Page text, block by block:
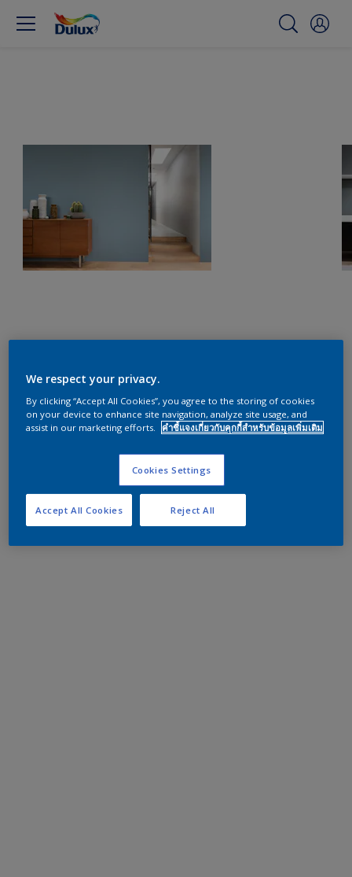
We respect your privacy.
By clicking “Accept All Cookies”, you agree to the storing of cookies
on your device to enhance site navigation, analyze site usage, and
assist in our marketing efforts.
คำชี้แจงเกี่ยวกับคุกกี้สำหรับข้อมูลเพิ่มเติม
Cookies Settings
Reject All
Accept All Cookies